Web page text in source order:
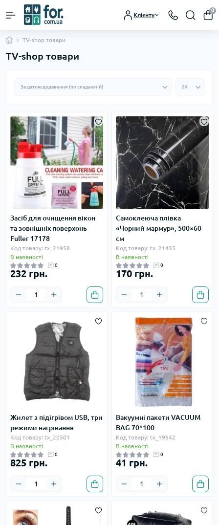
Клієнту
0
TV-shop товари
TV-shop товари
Засіб для очищення вікон
та зовнішніх поверхонь
Fuller 17178
Код товару: tx_21958
В наявності
0
232 грн.
Самоклеюча плівка
«Чорний мармур», 500×60
см
Код товару: tx_21455
В наявності
0
170 грн.
Жилет з підігрівом USB, три
режими нагрівання
Код товару: tx_20501
В наявності
0
825 грн.
Вакуумні пакети VACUUM
BAG 70*100
Код товару: tx_19642
В наявності
0
41 грн.